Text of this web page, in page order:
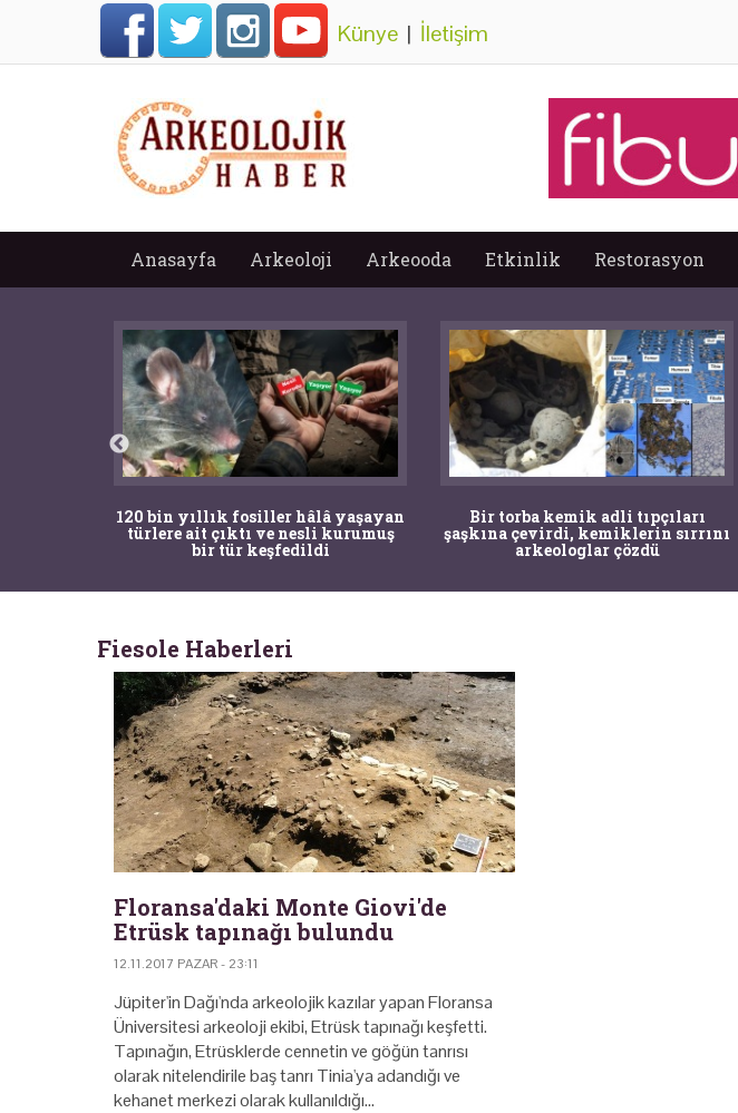
Künye | İletişim
Anasayfa Arkeoloji Arkeooda Etkinlik Restorasyon
120 bin yıllık fosiller hâlâ yaşayan
türlere ait çıktı ve nesli kurumuş
bir tür keşfedildi
Bir torba kemik adli tıpçıları
şaşkına çevirdi, kemiklerin sırrını
arkeologlar çözdü
Fiesole Haberleri
Floransa'daki Monte Giovi'de
Etrüsk tapınağı bulundu
12.11.2017 PAZAR - 23:11
Jüpiter'in Dağı'nda arkeolojik kazılar yapan Floransa
Üniversitesi arkeoloji ekibi, Etrüsk tapınağı keşfetti.
Tapınağın, Etrüsklerde cennetin ve göğün tanrısı
olarak nitelendirile baş tanrı Tinia'ya adandığı ve
kehanet merkezi olarak kullanıldığı…